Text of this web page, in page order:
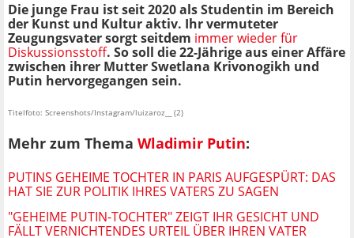
Die junge Frau ist seit 2020 als Studentin im Bereich
der Kunst und Kultur aktiv. Ihr vermuteter
Zeugungsvater sorgt seitdem immer wieder für
Diskussionsstoff. So soll die 22-Jährige aus einer Affäre
zwischen ihrer Mutter Swetlana Krivonogikh und
Putin hervorgegangen sein.
Titelfoto: Screenshots/Instagram/luizaroz__ (2)
Mehr zum Thema Wladimir Putin:
PUTINS GEHEIME TOCHTER IN PARIS AUFGESPÜRT: DAS
HAT SIE ZUR POLITIK IHRES VATERS ZU SAGEN
"GEHEIME PUTIN-TOCHTER" ZEIGT IHR GESICHT UND
FÄLLT VERNICHTENDES URTEIL ÜBER IHREN VATER